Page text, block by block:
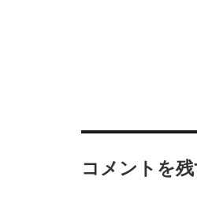
コメントを